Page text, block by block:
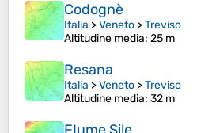
Codognè
Italia >Veneto >Treviso
Altitudine media: 25 m
Resana
Italia >Veneto >Treviso
Altitudine media: 32 m